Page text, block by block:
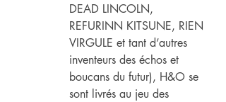
DEAD LINCOLN,
REFURINN KITSUNE, RIEN
VIRGULE et tant d’autres
inventeurs des échos et
boucans du futur), H&O se
sont livrés au jeu des